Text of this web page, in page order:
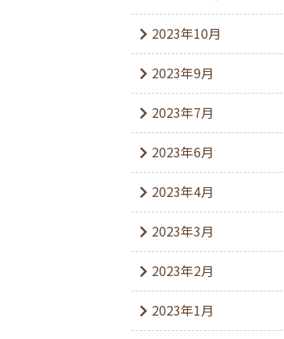
2023年10月
2023年9月
2023年7月
2023年6月
2023年4月
2023年3月
2023年2月
2023年1月